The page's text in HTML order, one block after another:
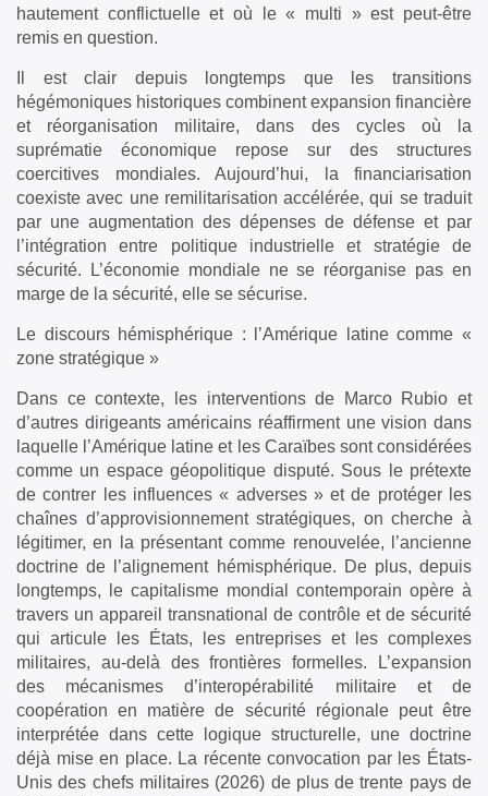
hautement conflictuelle et où le « multi » est peut-être
remis en question.
Il est clair depuis longtemps que les transitions
hégémoniques historiques combinent expansion financière
et réorganisation militaire, dans des cycles où la
suprématie économique repose sur des structures
coercitives mondiales. Aujourd’hui, la financiarisation
coexiste avec une remilitarisation accélérée, qui se traduit
par une augmentation des dépenses de défense et par
l’intégration entre politique industrielle et stratégie de
sécurité. L’économie mondiale ne se réorganise pas en
marge de la sécurité, elle se sécurise.
Le discours hémisphérique : l’Amérique latine comme «
zone stratégique »
Dans ce contexte, les interventions de Marco Rubio et
d’autres dirigeants américains réaffirment une vision dans
laquelle l’Amérique latine et les Caraïbes sont considérées
comme un espace géopolitique disputé. Sous le prétexte
de contrer les influences « adverses » et de protéger les
chaînes d’approvisionnement stratégiques, on cherche à
légitimer, en la présentant comme renouvelée, l’ancienne
doctrine de l’alignement hémisphérique. De plus, depuis
longtemps, le capitalisme mondial contemporain opère à
travers un appareil transnational de contrôle et de sécurité
qui articule les États, les entreprises et les complexes
militaires, au-delà des frontières formelles. L’expansion
des mécanismes d’interopérabilité militaire et de
coopération en matière de sécurité régionale peut être
interprétée dans cette logique structurelle, une doctrine
déjà mise en place. La récente convocation par les États-
Unis des chefs militaires (2026) de plus de trente pays de